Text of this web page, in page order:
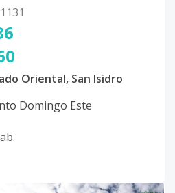
1131
Oriental, San Isidro
Domingo Este